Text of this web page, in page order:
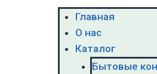
Главная
О нас
Каталог
Бытовые